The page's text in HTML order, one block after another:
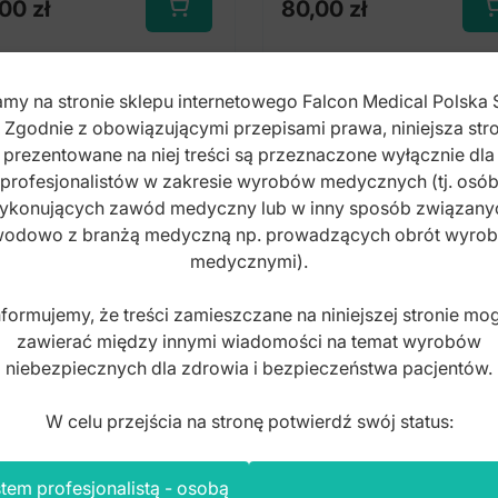
zł
ma
wiele
wariantów.
Opcje
można
wybrać
produktu
80,00 zł
ma
Opcje
pochwowy
na stronie sklepu internetowego Falcon Medical Polska
Zgodnie z obowiązującymi przepisami prawa, niniejsza
prezentowane na niej treści są przeznaczone wyłącznie dla
profesjonalistów w zakresie wyrobów medycznych (tj. osób
zawód medyczny lub w inny sposób
z branżą medyczną np. prowadzących obrót
medycznymi).
że treści zamieszczane na niniejszej stronie
zawierać między innymi wiadomości na temat wyrobów
niebezpiecznych dla zdrowia i bezpieczeństwa pacjentów.
W celu przejścia na stronę potwierdź swój status:
profesjonalistą - osobą